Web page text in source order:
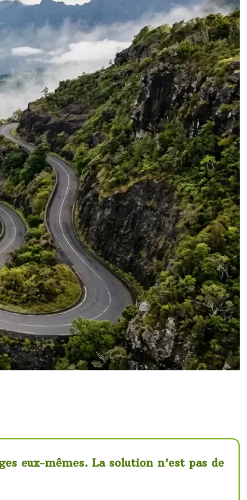
eux-mêmes. La solution n’est pas de